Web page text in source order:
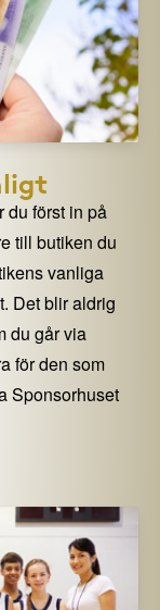
du först in på
till butiken du
vanliga
Det blir aldrig
du går via
för den som
Sponsorhuset